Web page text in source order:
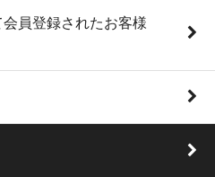
員登録されたお客様